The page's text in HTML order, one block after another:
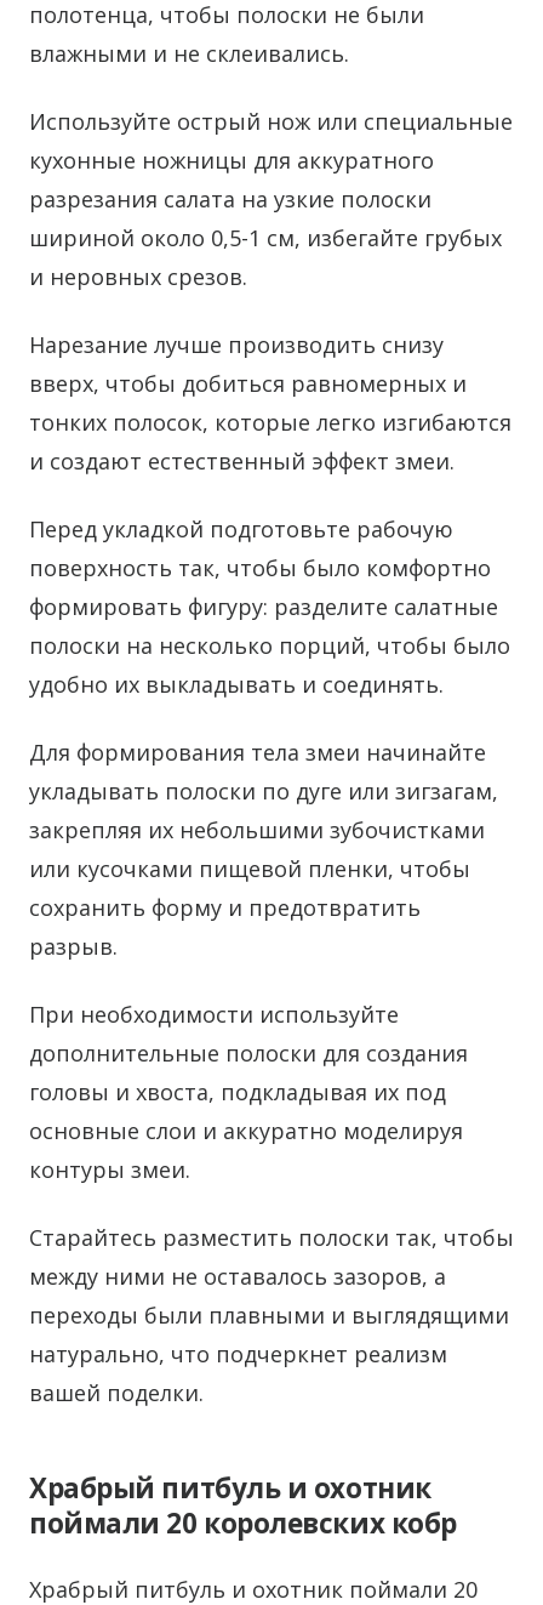
полотенца, чтобы полоски не были
влажными и не склеивались.
Используйте острый нож или специальные
кухонные ножницы для аккуратного
разрезания салата на узкие полоски
шириной около 0,5-1 см, избегайте грубых
и неровных срезов.
Нарезание лучше производить снизу
вверх, чтобы добиться равномерных и
тонких полосок, которые легко изгибаются
и создают естественный эффект змеи.
Перед укладкой подготовьте рабочую
поверхность так, чтобы было комфортно
формировать фигуру: разделите салатные
полоски на несколько порций, чтобы было
удобно их выкладывать и соединять.
Для формирования тела змеи начинайте
укладывать полоски по дуге или зигзагам,
закрепляя их небольшими зубочистками
или кусочками пищевой пленки, чтобы
сохранить форму и предотвратить
разрыв.
При необходимости используйте
дополнительные полоски для создания
головы и хвоста, подкладывая их под
основные слои и аккуратно моделируя
контуры змеи.
Старайтесь разместить полоски так, чтобы
между ними не оставалось зазоров, а
переходы были плавными и выглядящими
натурально, что подчеркнет реализм
вашей поделки.
Храбрый питбуль и охотник
поймали 20 королевских кобр
Храбрый питбуль и охотник поймали 20